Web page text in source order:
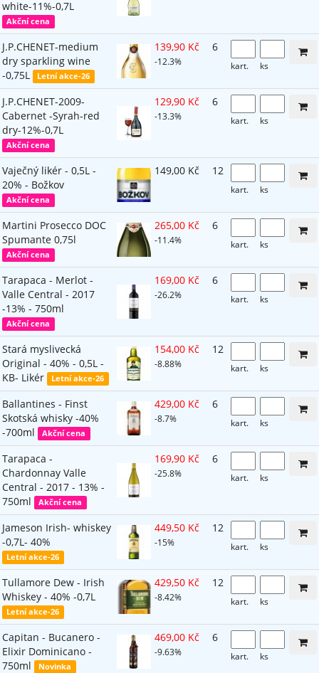
white-11%-0,7L
Akční cena
J.P.CHENET-medium
dry sparkling wine
-0,75L
Letní akce-26
139,90 Kč
-12.3%
6
kart. ks
J.P.CHENET-2009-
Cabernet -Syrah-red
dry-12%-0,7L
Akční cena
129,90 Kč
-13.3%
6
kart. ks
Vaječný likér - 0,5L -
20% - Božkov
Akční cena
149,00 Kč 12
kart. ks
Martini Prosecco DOC
Spumante 0,75l
Akční cena
265,00 Kč
-11.4%
6
kart. ks
Tarapaca - Merlot -
Valle Central - 2017
-13% - 750ml
Akční cena
169,00 Kč
-26.2%
6
kart. ks
Stará myslivecká
Original - 40% - 0,5L -
KB- Likér
Letní akce-26
154,00 Kč
-8.88%
12
kart. ks
Ballantines - Finst
Skotská whisky -40%
-700ml
Akční cena
429,00 Kč
-8.7%
6
kart. ks
Tarapaca -
Chardonnay Valle
Central - 2017 - 13% -
750ml
Akční cena
169,90 Kč
-25.8%
6
kart. ks
Jameson Irish- whiskey
-0,7L- 40%
Letní akce-26
449,50 Kč
-15%
12
kart. ks
Tullamore Dew - Irish
Whiskey - 40% -0,7L
Letní akce-26
429,50 Kč
-8.42%
12
kart. ks
Capitan - Bucanero -
Elixir Dominicano -
750ml
Novinka
469,00 Kč
-9.63%
6
kart. ks